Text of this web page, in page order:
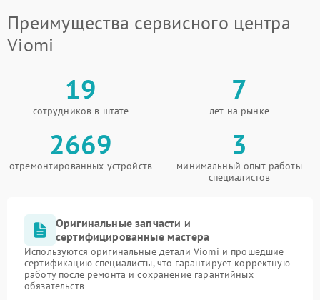
Преимущества сервисного центра
Viomi
19
сотрудников в штате
7
лет на рынке
2669
отремонтированных устройств
3
минимальный опыт работы
специалистов
Оригинальные запчасти и
сертифицированные мастера
Используются оригинальные детали Viomi и прошедшие
сертификацию специалисты, что гарантирует корректную
работу после ремонта и сохранение гарантийных
обязательств